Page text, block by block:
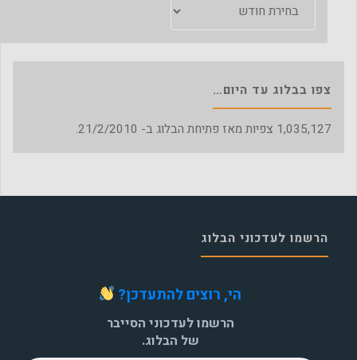
צפו בבלוג עד היום…
1,035,127 צפיות מאז פתיחת הבלוג ב- 21/2/2010.
הרשמו לעדכוני הבלוג
הי, רוצים להתעדכן?
הרשמו לעדכוני הסייבר
של הבלוג.